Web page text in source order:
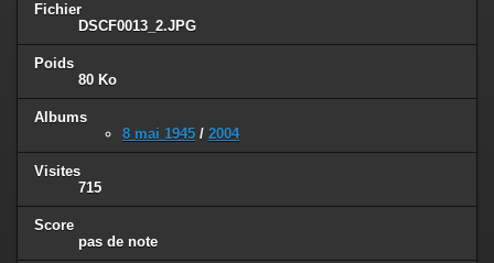
Fichier
DSCF0013_2.JPG
Poids
80 Ko
Albums
8 mai 1945 / 2004
Visites
715
Score
pas de note